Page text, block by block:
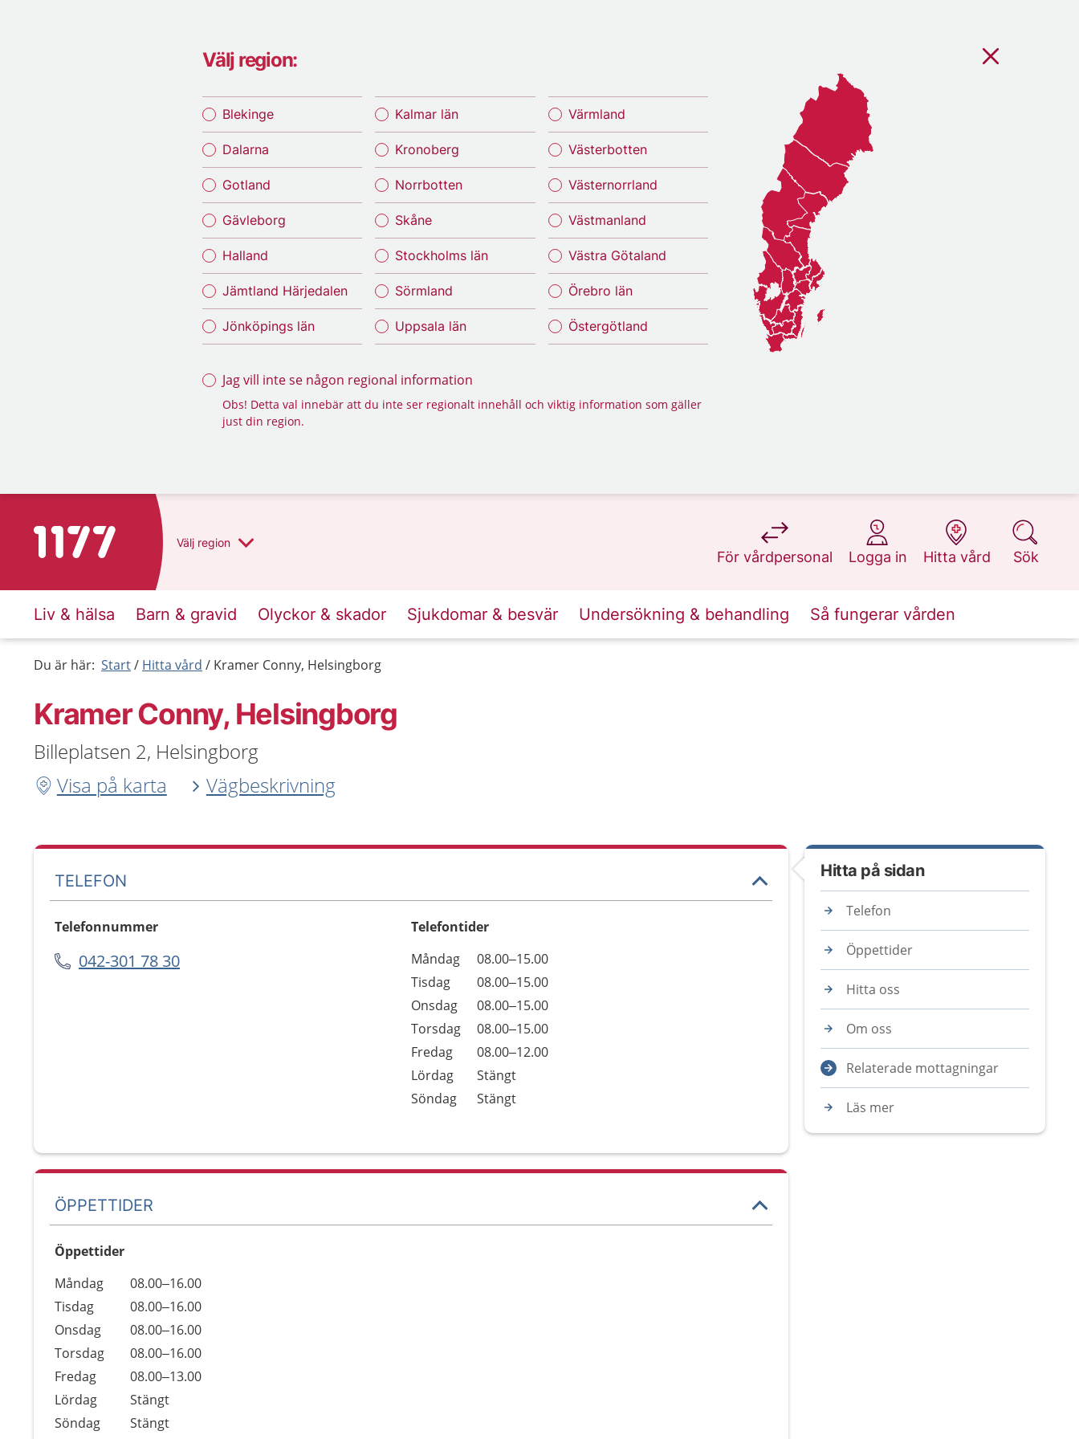
Välj region:
Blekinge
Dalarna
Gotland
Gävleborg
Halland
Jämtland Härjedalen
Jönköpings län
Kalmar län
Kronoberg
Norrbotten
Skåne
Stockholms län
Sörmland
Uppsala län
Värmland
Västerbotten
Västernorrland
Västmanland
Västra Götaland
Örebro län
Östergötland
Jag vill inte se någon regional information
Obs! Detta val innebär att du inte ser regionalt innehåll och viktig information som gäller
just din region.
Till startsidan för 1177 Välj region
För vårdpersonal
på 1177.se
Logga in
på 1177.se
Hitta vård
på 1177.se
Sök
på 1177.se
Liv & hälsa Barn & gravid Olyckor & skador Sjukdomar & besvär Undersökning & behandling Så fungerar vården
Du är här: Start Hitta vård Kramer Conny, Helsingborg
Kramer Conny, Helsingborg
Billeplatsen 2, Helsingborg
Visa på karta
Vägbeskrivning
TELEFON
Telefonnummer
042-301 78 30
Telefontider
Dag
Öppettider
Kommentarer
Måndag
08.00–15.00
Tisdag
08.00–15.00
Onsdag
08.00–15.00
Torsdag
08.00–15.00
Fredag
08.00–12.00
Lördag
Stängt
Söndag
Stängt
ÖPPETTIDER
Öppettider
Dag
Öppettider
Kommentarer
Måndag
08.00–16.00
Tisdag
08.00–16.00
Onsdag
08.00–16.00
Torsdag
08.00–16.00
Fredag
08.00–13.00
Lördag
Stängt
Söndag
Stängt
Hitta på sidan
Telefon
Öppettider
Hitta oss
Om oss
Relaterade mottagningar
Läs mer